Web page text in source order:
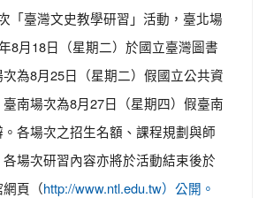
「臺灣文史教學研習」活動，臺北場
8月18日（星期二）於國立臺灣圖書
為8月25日（星期二）假國立公共資
南場次為8月27日（星期四）假臺南
各場次之招生名額、課程規劃與師
場次研習內容亦將於活動結束後於
頁（http://www.ntl.edu.tw）公開。